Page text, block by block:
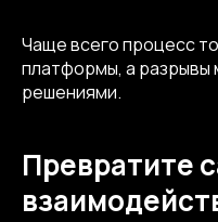
Чаще всего процесс
платформы, а
решениями.
Превратите